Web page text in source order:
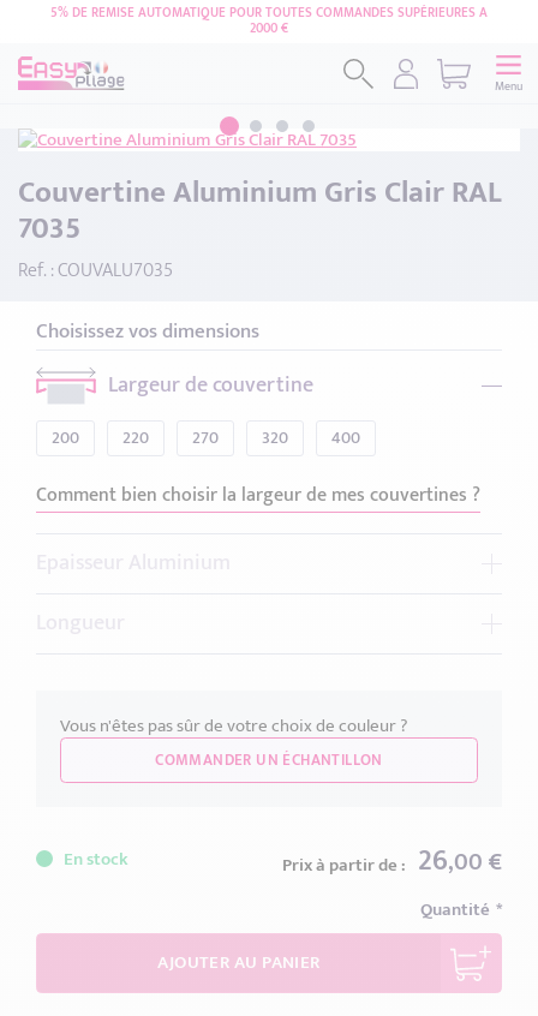
5% DE REMISE AUTOMATIQUE POUR TOUTES COMMANDES SUPÉRIEURES A
2000 €
Menu
Couvertine Aluminium Gris Clair RAL
7035
Ref. : COUVALU7035
Choisissez vos dimensions
Largeur de couvertine
200 220 270 320 400
Comment bien choisir la largeur de mes couvertines ?
Comment choisir la bonne longueur ?
Vous n'êtes pas sûr de votre choix de couleur ?
COMMANDER UN ÉCHANTILLON
En stock Prix à partir de : 26,00 €
Quantité
AJOUTER AU PANIER